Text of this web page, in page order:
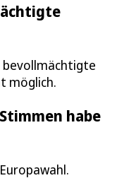
bevollmächtigte
möglich.
habe